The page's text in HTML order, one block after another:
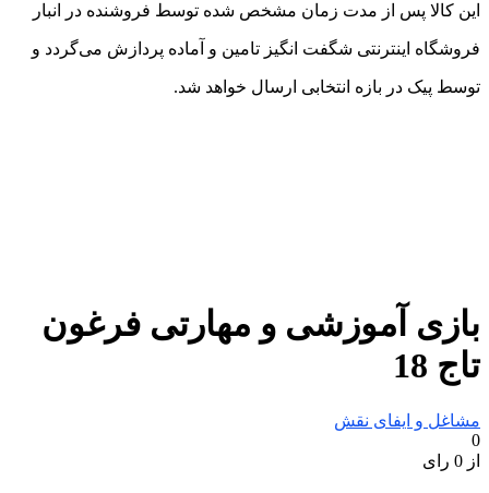
این کالا پس از مدت زمان مشخص شده توسط فروشنده در انبار
فروشگاه اینترنتی شگفت انگیز تامین و آماده پردازش می‌گردد و
توسط پیک در بازه انتخابی ارسال خواهد شد.
بازی آموزشی و مهارتی فرغون
تاج 18
مشاغل و ایفای نقش
0
از 0 رای